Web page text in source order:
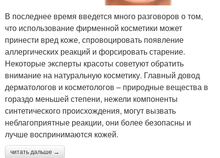
В последнее время введется много разговоров о том,
что использование фирменной косметики может
принести вред коже, спровоцировать появление
аллергических реакций и форсировать старение.
Некоторые эксперты красоты советуют обратить
внимание на натуральную косметику. Главный довод
дерматологов и косметологов – природные вещества в
гораздо меньшей степени, нежели компоненты
синтетического происхождения, могут вызвать
неблагоприятные реакции, они более безопасны и
лучше воспринимаются кожей.
читать дальше →